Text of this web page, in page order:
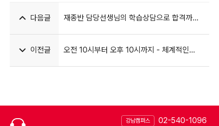
다음글
재종반 담당선생님의 학습상담으로 합격까지
이전글
오전 10시부터 오후 10시까지 - 체계적인
강남캠퍼스 02-540-1096